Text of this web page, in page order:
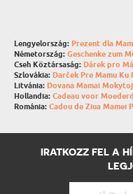
Lengyelország: Prezent dla
Németország: Geschenke zum
Cseh Köztársaság: Dárek pro
Szlovákia: Darček Pre Mamu Ku
Litvánia: Dovana Mamai
Hollandia: Cadeau voor
Románia: Cadou de Ziua Mamei
IRATKOZZ FEL A